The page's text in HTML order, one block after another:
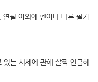
필 이외에 펜이나 다른 필기
는 서체에 관해 살짝 언급해